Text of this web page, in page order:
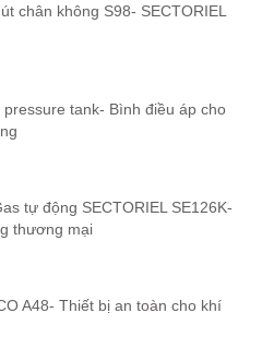
chân không S98- SECTORIEL
pressure tank- Bình điều áp cho
tự động SECTORIEL SE126K-
thương mại
A48- Thiết bị an toàn cho khí